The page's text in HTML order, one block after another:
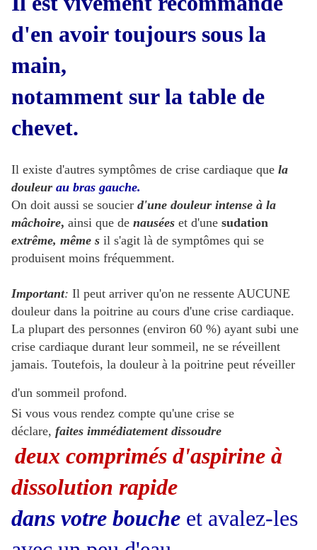
d'en avoir toujours sous la
main,
notamment sur la table de
chevet.
Il existe d'autres symptômes de crise cardiaque que la
douleur au bras gauche.
On doit aussi se soucier d'une douleur intense à la
mâchoire, ainsi que de nausées et d'une sudation
extrême, même s il s'agit là de symptômes qui se
produisent moins fréquemment.
Important: Il peut arriver qu'on ne ressente AUCUNE
douleur dans la poitrine au cours d'une crise cardiaque.
La plupart des personnes (environ 60 %) ayant subi une
crise cardiaque durant leur sommeil, ne se réveillent
jamais. Toutefois, la douleur à la poitrine peut réveiller
d'un sommeil profond.
Si vous vous rendez compte qu'une crise se
déclare, faites immédiatement dissoudre
deux comprimés d'aspirine à
dissolution rapide
dans votre bouche et avalez-les